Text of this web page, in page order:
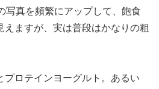
写真を頻繁にアップして、飽食
えますが、実は普段はかなりの粗
プロテインヨーグルト。あるい